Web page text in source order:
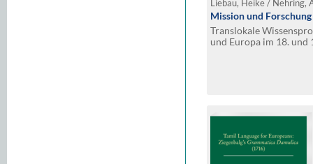
Mission und Forschung
Translokale
und Europa im 18. und